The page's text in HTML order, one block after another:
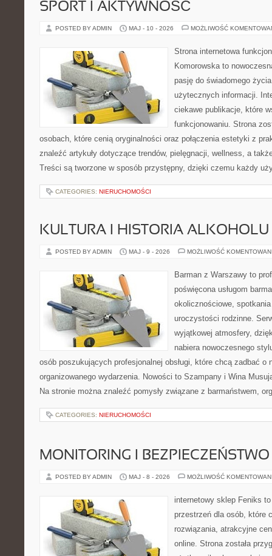
SPORT I AKTYWNOŚĆ
POSTED BY ADMIN MAJ - 10 - 2026 MOŻLIWOŚĆ
Strona internetowa
Komorowska to
pasję do świadomego
użytecznych informacji.
ciekawe publikacje, które
funkcjonowaniu. Strona
osobach, które cenią oryginalności oraz połączenia estetyki z
znaleźć artykuły dotyczące trendów, pielęgnacji, wellness, a
Treści są tworzone w sposób przystępny, dzięki czemu każdy
CATEGORIES: NIERUCHOMOŚCI
KULTURA I HISTORIA ALKOHOLU
POSTED BY ADMIN MAJ - 9 - 2026 MOŻLIWOŚĆ
Barman z Warszawy to
poświęcona usługom
okolicznościowe,
uroczystości rodzinne.
wyjątkowej atmosfery,
nabiera nowoczesnego
osób poszukujących profesjonalnej obsługi, które chcą zadbać o
organizowanego wydarzenia. Nowości to Szampany i Wina
Na stronie można znaleźć pomysły związane z barmaństwem,
CATEGORIES: NIERUCHOMOŚCI
MONITORING I
POSTED BY ADMIN MAJ - 8 - 2026 MOŻLIWOŚĆ
internetowy sklep Feniks
przestrzeń dla osób, które
rozwiązania, atrakcyjne
online. Strona została